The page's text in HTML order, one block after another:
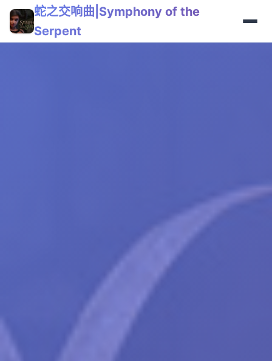
蛇之交响曲|Symphony of the
Serpent